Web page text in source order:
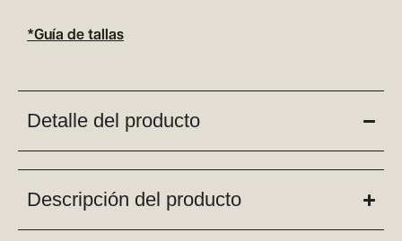
*Guía de tallas
Detalle del producto
Descripción del producto